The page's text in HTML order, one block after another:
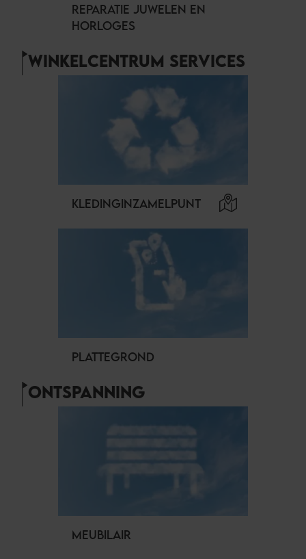
REPARATIE JUWELEN EN
HORLOGES
WINKELCENTRUM SERVICES
KLEDINGINZAMELPUNT
PLATTEGROND
ONTSPANNING
MEUBILAIR